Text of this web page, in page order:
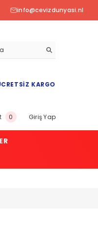
info@cevizdunyasi.nl
KARGO
0 0
Giriş Yap